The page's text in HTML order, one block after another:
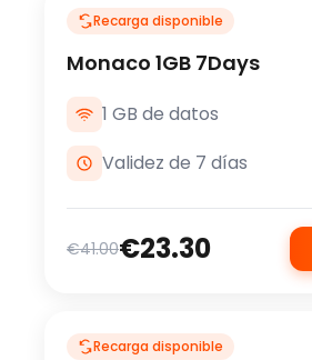
Recarga disponible
Monaco 1GB 7Days
1 GB de datos
Validez de 7 días
€41.00€23.30
Recarga disponible